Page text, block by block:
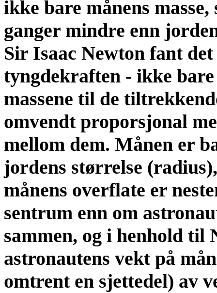
ikke bare månens
ganger mindre enn
Sir Isaac Newton fant
tyngdekraften - ikke
massene til de
omvendt proporsjonal
mellom dem. Månen er
jordens størrelse
månens overflate er
sentrum enn om
sammen, og i henhold til
astronautens vekt på
omtrent en sjettedel) av